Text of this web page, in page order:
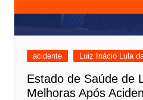
acidente Luiz Inácio Lula
Estado de Saúde de
Melhoras Após